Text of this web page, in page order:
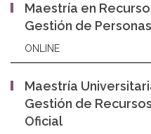
Maestría en
Gestión de
ONLINE
Maestría
Gestión de
Oficial